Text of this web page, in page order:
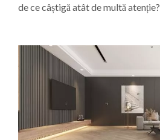
de ce câștigă atât de multă atenție?